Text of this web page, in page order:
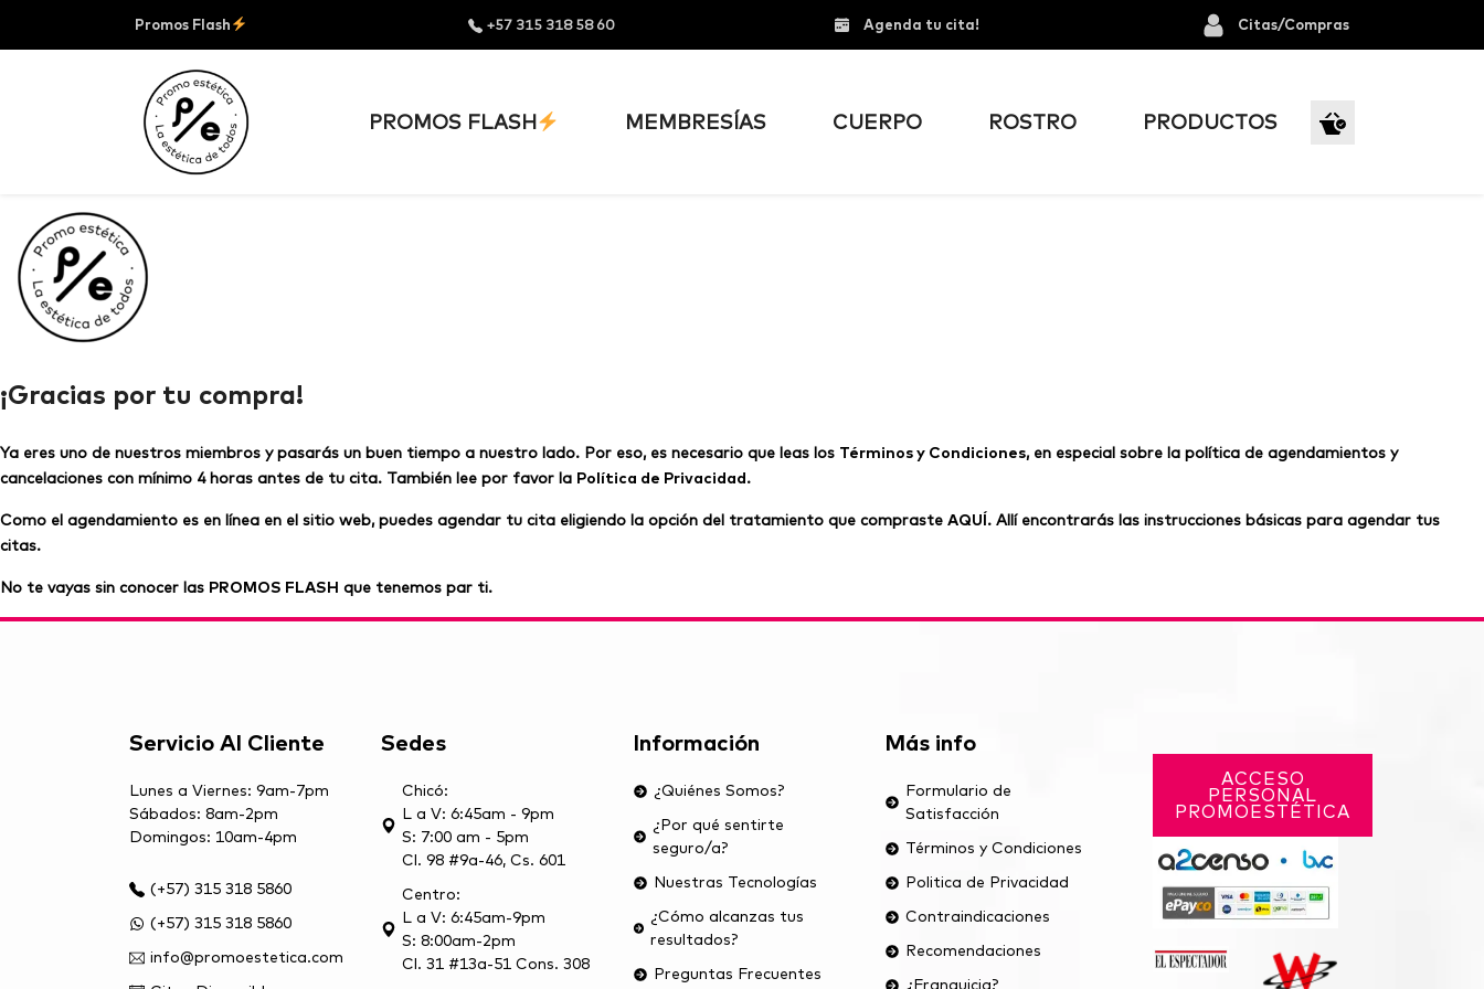
Promos Flash +57 315 318 58 60 Agenda tu cita! Citas/Compras
PROMOS FLASH MEMBRESÍAS CUERPO ROSTRO PRODUCTOS
¡Gracias por tu compra!
Ya eres uno de nuestros miembros y pasarás un buen tiempo a nuestro lado. Por eso, es necesario que leas los Términos y Condiciones, en especial sobre la política de agendamientos y
cancelaciones con mínimo 4 horas antes de tu cita. También lee por favor la Política de Privacidad.
Como el agendamiento es en línea en el sitio web, puedes agendar tu cita eligiendo la opción del tratamiento que compraste AQUÍ. Allí encontrarás las instrucciones básicas para agendar tus
citas.
No te vayas sin conocer las PROMOS FLASH que tenemos par ti.
Servicio Al Cliente
Lunes a Viernes: 9am-7pm
Sábados: 8am-2pm
Domingos: 10am-4pm
(+57) 315 318 5860
(+57) 315 318 5860
info@promoestetica.com
Sedes
Chicó:
L a V: 6:45am - 9pm
S: 7:00 am - 5pm
Cl. 98 #9a-46, Cs. 601
Centro:
L a V: 6:45am-9pm
S: 8:00am-2pm
Cl. 31 #13a-51 Cons. 308
Información
¿Quiénes Somos?
¿Por qué sentirte
seguro/a?
Nuestras Tecnologías
¿Cómo alcanzas tus
resultados?
Preguntas Frecuentes
Más info
Formulario de
Satisfacción
Términos y Condiciones
Politica de Privacidad
Contraindicaciones
Recomendaciones
¿Franquicia?
ACCESO
PERSONAL
PROMOESTÉTICA